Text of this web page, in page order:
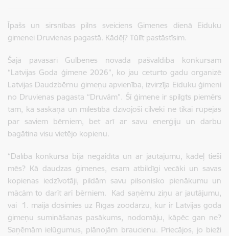
Īpašs un sirsnības pilns sveiciens Ģimenes dienā Eiduku
ģimenei Druvienas pagastā. Kādēļ? Tūlīt pastāstīsim.
Šajā pavasarī Gulbenes novada pašvaldība konkursam
“Latvijas Goda ģimene 2026”, ko jau ceturto gadu organizē
Latvijas Daudzbērnu ģimeņu apvienība, izvirzīja Eiduku ģimeni
no Druvienas pagasta “Druvām”. Šī ģimene ir spilgts piemērs
tam, kā saskaņā un mīlestībā dzīvojoši cilvēki ne tikai rūpējas
par saviem bērniem, bet arī ar savu enerģiju un darbu
bagātina visu vietējo kopienu.
“Dalība konkursā bija negaidīta un ar jautājumu, kādēļ tieši
mēs? Kā daudzas ģimenes, esam atbildīgi vecāki un savas
kopienas iedzīvotāji, pildām savu pilsonisko pienākumu un
mācām to darīt arī bērniem.
Kad saņēmu ziņu ar jautājumu,
vai
1. maijā dosimies uz Rīgas zoodārzu, kur ir Latvijas goda
ģimeņu sumināšanas pasākums, nodomāju, kāpēc gan ne?
Saņēmām ielūgumus, plānojām braucienu. Priecājos, jo bieži